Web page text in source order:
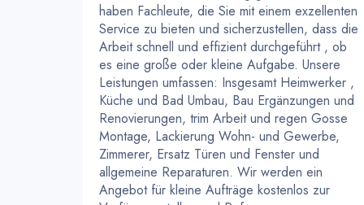
haben Fachleute, die Sie mit einem exzellenten
Service zu bieten und sicherzustellen, dass die
Arbeit schnell und effizient durchgeführt , ob
es eine große oder kleine Aufgabe. Unsere
Leistungen umfassen: Insgesamt Heimwerker ,
Küche und Bad Umbau, Bau Ergänzungen und
Renovierungen, trim Arbeit und regen Gosse
Montage, Lackierung Wohn- und Gewerbe,
Zimmerer, Ersatz Türen und Fenster und
allgemeine Reparaturen. Wir werden ein
Angebot für kleine Aufträge kostenlos zur